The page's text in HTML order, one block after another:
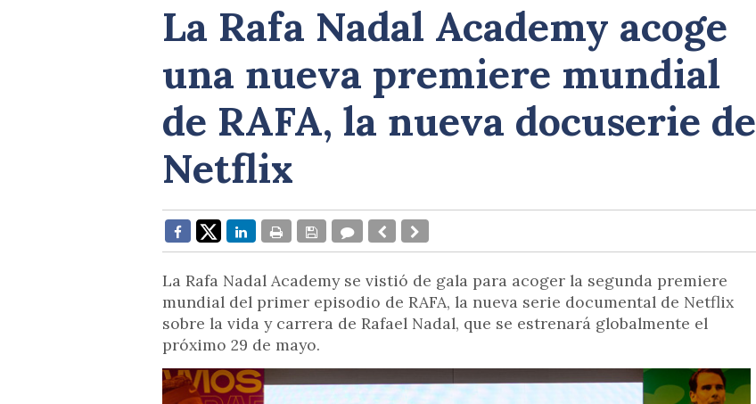
La Rafa Nadal Academy acoge
una nueva premiere mundial
de RAFA, la nueva docuserie de
Netflix
La Rafa Nadal Academy se vistió de gala para acoger la segunda premiere
mundial del primer episodio de RAFA, la nueva serie documental de Netflix
sobre la vida y carrera de Rafael Nadal, que se estrenará globalmente el
próximo 29 de mayo.